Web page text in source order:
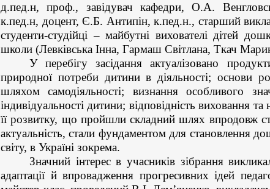
д.пед.н, проф., завідувач кафедри, О.А.
к.пед.н, доцент, Є.Б. Антипін, к.пед.н., старший
студенти-студійці – майбутні вихователі дітей
школи (Левківська Інна, Гармаш Світлана, Ткач
У перебігу засідання актуалізовано
природної потреби дитини в діяльності; основи
шляхом самодіяльності; визнання особливого
індивідуальності дитини; відповідність виховання
її розвитку, що пройшли складний шлях впродовж
актуальність, стали фундаментом для становлення
світу, в Україні зокрема.
Значний інтерес в учасників зібрання
адаптації й впровадження прогресивних ідей